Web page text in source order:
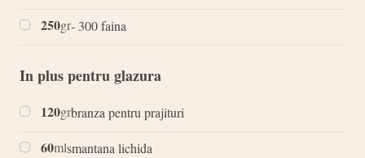
250gr- 300 faina
In plus pentru glazura
120grbranza pentru prajituri
60mlsmantana lichida